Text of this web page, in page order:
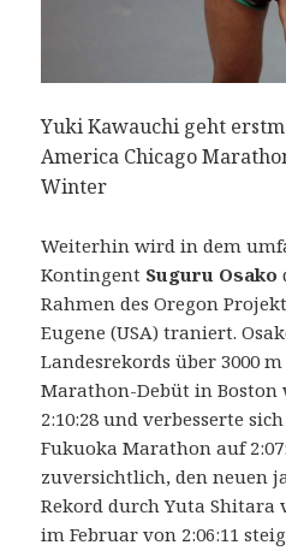
Yuki Kawauchi geht
America Chicago
Winter
Weiterhin wird in dem
Kontingent Suguru Osako
Rahmen des Oregon
Eugene (USA) traniert.
Landesrekords über 3000
Marathon-Debüt in Boston
2:10:28 und verbesserte
Fukuoka Marathon auf
zuversichtlich, den neuen
Rekord durch Yuta Shitara
im Februar von 2:06:11